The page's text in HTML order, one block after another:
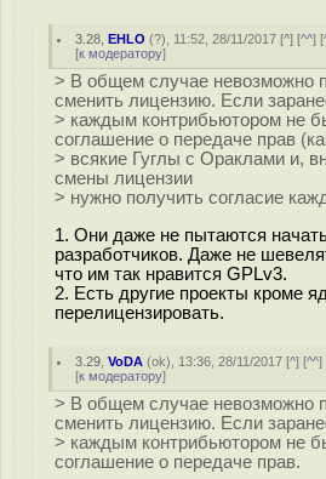
3.28 ,EHLO (?), 11:52, 28/11/2017 [^] [^^] [
[к модератору]
> В общем случае невозможно
сменить лицензию. Если
> каждым контрибьютором не
соглашение о передаче прав
> всякие Гуглы с Ораклами и,
смены лицензии
> нужно получить согласие
1. Они даже не пытаются
разработчиков. Даже не
что им так нравится GPLv3.
2. Есть другие проекты кроме
перелицензировать.
3.29 ,VoDA (ok), 13:36, 28/11/2017 [^] [^^]
[к модератору]
> В общем случае невозможно
сменить лицензию. Если
> каждым контрибьютором не
соглашение о передаче прав.